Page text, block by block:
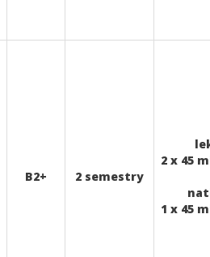
B2+ 2 semestry
2 x 45
1 x 45